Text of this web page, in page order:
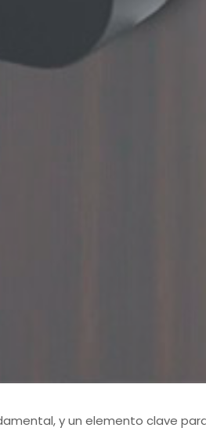
y un elemento clave